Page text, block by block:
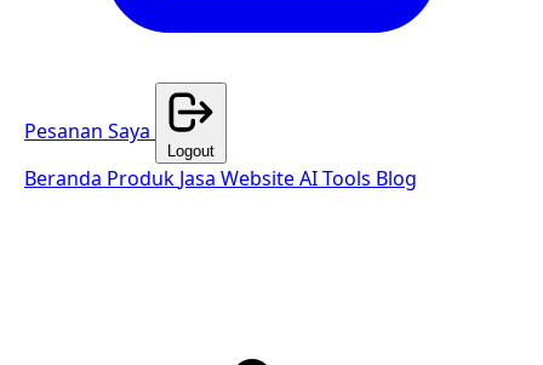
Pesanan Saya
Logout
Beranda Produk Jasa WebsiteAI Tools Blog